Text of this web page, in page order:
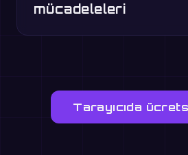
mücadeleleri
Tarayıcıda